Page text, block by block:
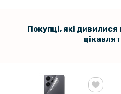
Чохол CODE Tactile Experience для
129 грн
Покупці, які